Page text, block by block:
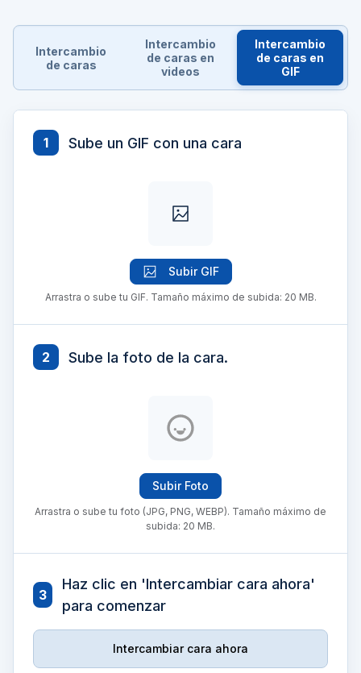
Intercambio
de caras
Intercambio
de caras en
videos
Intercambio
de caras en
GIF
1 Sube un GIF con una cara
Subir GIF
Arrastra o sube tu GIF. Tamaño máximo de subida: 20 MB.
2 Sube la foto de la cara.
Subir Foto
Arrastra o sube tu foto (JPG, PNG, WEBP). Tamaño máximo de
subida: 20 MB.
3
Haz clic en 'Intercambiar cara ahora'
para comenzar
Intercambiar cara ahora